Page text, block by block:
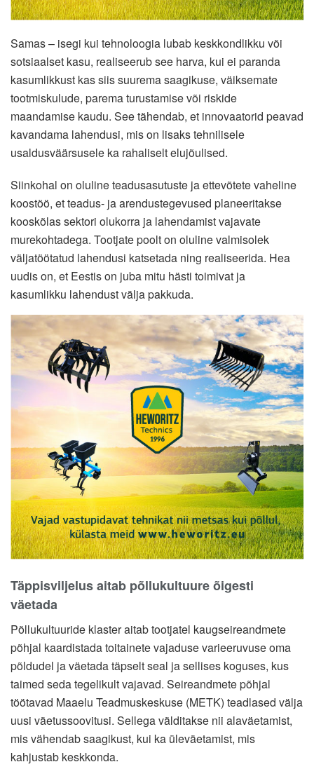
Samas – isegi kui tehnoloogia lubab keskkondlikku või
sotsiaalset kasu, realiseerub see harva, kui ei paranda
kasumlikkust kas siis suurema saagikuse, väiksemate
tootmiskulude, parema turustamise või riskide
maandamise kaudu. See tähendab, et innovaatorid peavad
kavandama lahendusi, mis on lisaks tehnilisele
usaldusväärsusele ka rahaliselt elujõulised.
Siinkohal on oluline teadusasutuste ja ettevõtete vaheline
koostöö, et teadus- ja arendustegevused planeeritakse
kooskõlas sektori olukorra ja lahendamist vajavate
murekohtadega. Tootjate poolt on oluline valmisolek
väljatöötatud lahendusi katsetada ning realiseerida. Hea
uudis on, et Eestis on juba mitu hästi toimivat ja
kasumlikku lahendust välja pakkuda.
Täppisviljelus aitab põllukultuure õigesti
väetada
Põllukultuuride klaster aitab tootjatel kaugseireandmete
põhjal kaardistada toitainete vajaduse varieeruvuse oma
põldudel ja väetada täpselt seal ja sellises koguses, kus
taimed seda tegelikult vajavad. Seireandmete põhjal
töötavad Maaelu Teadmuskeskuse (METK) teadlased välja
uusi väetussoovitusi. Sellega välditakse nii alaväetamist,
mis vähendab saagikust, kui ka üleväetamist, mis
kahjustab keskkonda.